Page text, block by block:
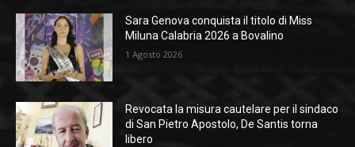
Sara Genova conquista il titolo di Miss
Miluna Calabria 2026 a Bovalino
1 Agosto 2026
Revocata la misura cautelare per il sindaco
di San Pietro Apostolo, De Santis torna
libero